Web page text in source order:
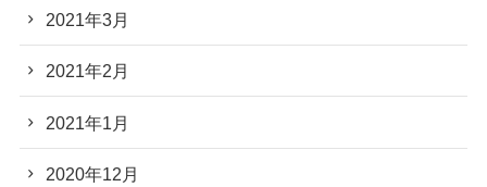
2021年3月
2021年2月
2021年1月
2020年12月